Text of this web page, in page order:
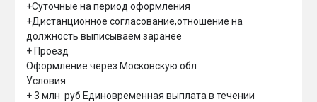
+Суточные на период оформления
+Дистанционное согласование,отношение на
должность выписываем заранее
+ Проезд
Оформление через Московскую обл
Условия:
+ 3 млн  руб Единовременная выплата в течении